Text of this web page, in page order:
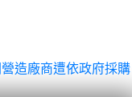
造廠商遭依政府採購